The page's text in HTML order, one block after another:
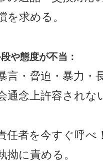
を求める。
や態度が不当：
言・脅迫・暴力・
通念上許容されな
任者を今すぐ呼べ
拗に責める。